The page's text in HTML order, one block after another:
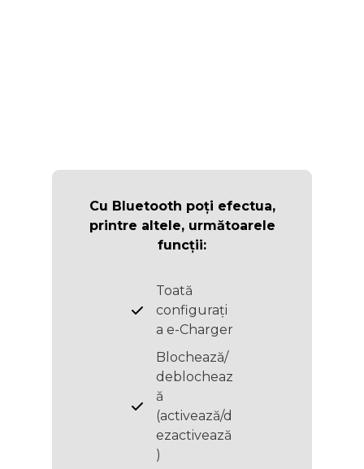
Cu Bluetooth poți efectua,
printre altele, următoarele
funcții:
Toată
configurați
a e-Charger
Blochează/
deblocheaz
ă
(activează/d
ezactivează
)